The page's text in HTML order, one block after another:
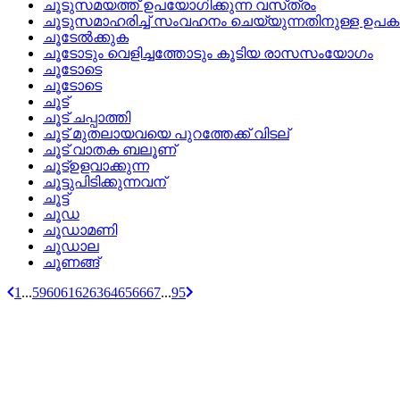
ചൂടുസമയത്ത്‌ ഉപയോഗിക്കുന്ന വസ്‌ത്രം
ചൂടുസമാഹരിച്ച്‌ സംവഹനം ചെയ്യുന്നതിനുള്ള
ചൂടേല്‍ക്കുക
ചൂടോടും വെളിച്ചത്തോടും കൂടിയ രാസസംയോഗം
ചൂടോടെ
ചൂടോടെ
ചൂട്
ചൂട്‌ ചപ്പാത്തി
ചൂട്‌ മുതലായവയെ പുറത്തേക്ക്‌ വിടല്
ചൂട്‌ വാതക ബലൂണ്
ചൂട്‌ഉളവാക്കുന്ന
ചൂട്ടുപിടിക്കുന്നവന്
ചൂട്ട്
ചൂഡ
ചൂഡാമണി
ചൂഡാല
ചൂണങ്ങ്
1 ...596061626364656667...95